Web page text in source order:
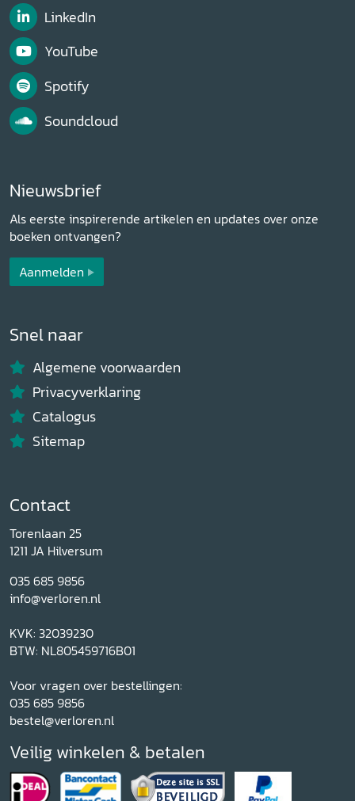
LinkedIn
YouTube
Spotify
Soundcloud
Nieuwsbrief
Als eerste inspirerende artikelen en updates over onze
boeken ontvangen?
Aanmelden
Snel naar
Algemene voorwaarden
Privacyverklaring
Catalogus
Sitemap
Contact
Torenlaan 25
1211 JA Hilversum
035 685 9856
info@verloren.nl
KVK: 32039230
BTW: NL805459716B01
Voor vragen over bestellingen:
035 685 9856
bestel@verloren.nl
Veilig winkelen & betalen